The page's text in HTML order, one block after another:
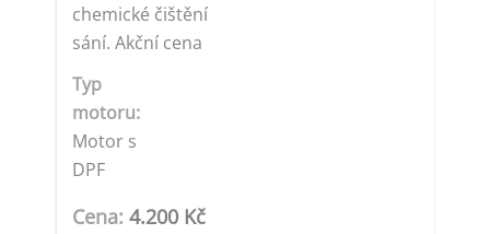
chemické čištění
sání. Akční cena
Motor s
DPF
4.200 Kč